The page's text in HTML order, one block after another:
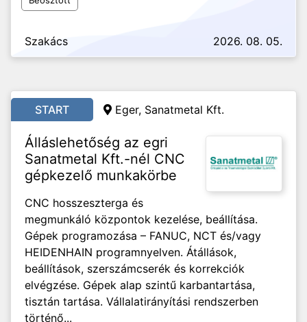
Szakács 2026. 08. 05.
START Eger, Sanatmetal Kft.
Álláslehetőség az egri
Sanatmetal Kft.-nél CNC
gépkezelő munkakörbe
CNC hosszeszterga és
megmunkáló központok kezelése, beállítása.
Gépek programozása – FANUC, NCT és/vagy
HEIDENHAIN programnyelven. Átállások,
beállítások, szerszámcserék és korrekciók
elvégzése. Gépek alap szintű karbantartása,
tisztán tartása. Vállalatirányítási rendszerben
történő...